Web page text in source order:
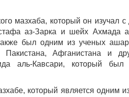
мазхаба, который он изучал с
аз-Зарка и шейх Ахмада
был одним из ученых
Афганистана и
аль-Кавсари, который
который является одним